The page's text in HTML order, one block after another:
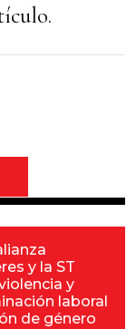
y la ST
y
laboral
de género